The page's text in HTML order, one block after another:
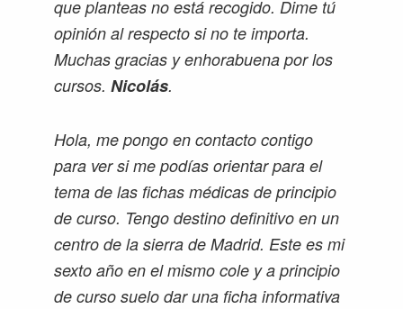
que planteas no está recogido. Dime tú
opinión al respecto si no te importa.
Muchas gracias y enhorabuena por los
cursos. Nicolás.
Hola, me pongo en contacto contigo
para ver si me podías orientar para el
tema de las fichas médicas de principio
de curso. Tengo destino definitivo en un
centro de la sierra de Madrid. Este es mi
sexto año en el mismo cole y a principio
de curso suelo dar una ficha informativa